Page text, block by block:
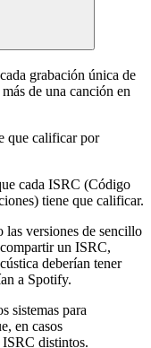
grabación única de
de una canción en
que calificar por
cada ISRC (Código
tiene que calificar.
las versiones de sencillo
un ISRC,
deberían tener
a Spotify.
sistemas para
en casos
ISRC distintos.